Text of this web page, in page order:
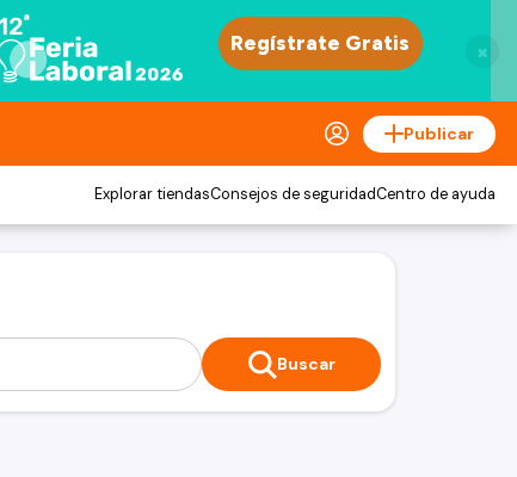
×
Publicar
Explorar tiendasConsejos de seguridadCentro de ayuda
Buscar